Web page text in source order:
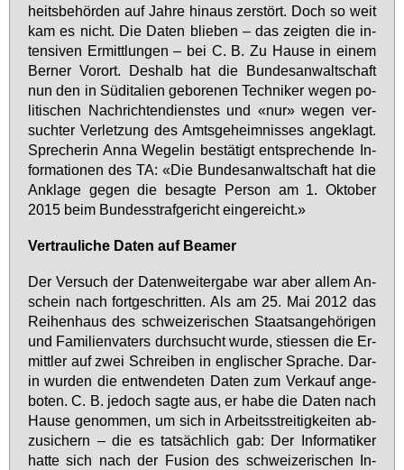
heits­be­hör­den auf Jah­re hin­aus zer­stört. Doch so weit
kam es nicht. Die Da­ten blie­ben – das zeig­ten die in­
ten­si­ven Er­mitt­lun­gen – bei C. B. Zu Hau­se in ei­nem
Ber­ner Vor­ort. Des­halb hat die Bun­des­an­walt­schaft
nun den in Süd­ita­li­en ge­bo­re­nen Tech­ni­ker we­gen po­
li­ti­schen Nach­rich­ten­diens­tes und «nur» we­gen ver­
such­ter Ver­let­zung des Amts­ge­heim­nis­ses an­ge­klagt.
Spre­che­rin An­na We­ge­lin be­stä­tigt ent­spre­chen­de In­
for­ma­tio­nen des TA: «Die Bundes­anwaltschaft hat die
An­kla­ge ge­gen die be­sag­te Per­son am 1. Ok­to­ber
2015 beim Bun­des­straf­ge­richt ein­ge­reicht.»
Ver­trau­li­che Da­ten auf Bea­mer
Der Ver­such der Da­ten­wei­ter­ga­be war aber al­lem An­
schein nach fort­ge­schrit­ten. Als am 25. Mai 2012 das
Rei­hen­haus des schwei­ze­ri­schen Staats­an­ge­hö­ri­gen
und Fa­mi­li­en­va­ters durch­sucht wur­de, sties­sen die Er­
mitt­ler auf zwei Schrei­ben in eng­li­scher Spra­che. Dar­
in wur­den die ent­wen­de­ten Da­ten zum Ver­kauf an­ge­
bo­ten. C. B. je­doch sag­te aus, er ha­be die Da­ten nach
Hau­se ge­nom­men, um sich in Ar­beits­strei­tig­kei­ten ab­
zu­si­chern – die es tat­säch­lich gab: Der In­for­ma­ti­ker
hat­te sich nach der Fu­si­on des schwei­ze­ri­schen In­